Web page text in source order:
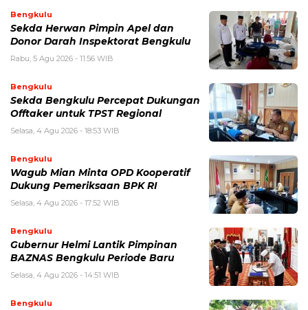
Bengkulu
Sekda Herwan Pimpin Apel dan
Donor Darah Inspektorat Bengkulu
Rabu, 5 Agu 2026 - 11:56 WIB
Bengkulu
Sekda Bengkulu Percepat Dukungan
Offtaker untuk TPST Regional
Selasa, 4 Agu 2026 - 18:53 WIB
Bengkulu
Wagub Mian Minta OPD Kooperatif
Dukung Pemeriksaan BPK RI
Selasa, 4 Agu 2026 - 17:52 WIB
Bengkulu
Gubernur Helmi Lantik Pimpinan
BAZNAS Bengkulu Periode Baru
Selasa, 4 Agu 2026 - 14:51 WIB
Bengkulu